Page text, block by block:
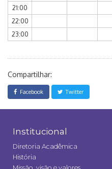
21:00
22:00
23:00
Compartilhar:
Facebook Twitter
Institucional
Diretoria Acadêmica
História